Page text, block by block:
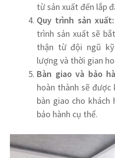
từ sản xuất đến lắp
Quy trình sản xuất:
trình sản xuất sẽ
thận từ đội ngũ
lượng và thời gian
Bàn giao và bảo
hoàn thành sẽ
bàn giao cho khách
bảo hành cụ thể.